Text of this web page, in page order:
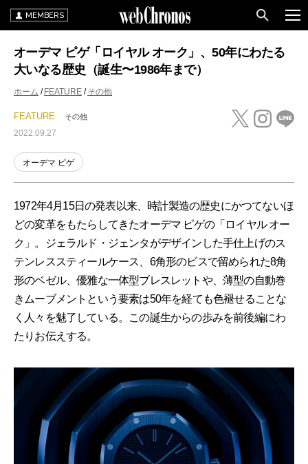
MEMBERS
オーデマ ピゲ「ロイヤル オーク」、50年にわたる
大いなる歴史（誕生〜1986年まで）
ホーム FEATURE その他
FEATURE その他
2022.09.27
オーデマ ピゲ
1972年4月15日の発表以来、時計製造の歴史にかつてないほ
どの変革をもたらしてきたオーデマ ピゲの「ロイヤル オー
ク」。ジェラルド・ジェンタがデザインした手仕上げのス
テンレススティールケース、6角形のビスで留められた8角
形のベゼル、優雅な一体型ブレスレットや、薄型の自動巻
きムーブメントという要素は50年を経ても色褪せることな
く人々を魅了している。この誕生からの歩みを前後編にわ
たりお伝えする。